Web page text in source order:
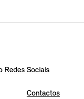
Redes Sociais
Contactos